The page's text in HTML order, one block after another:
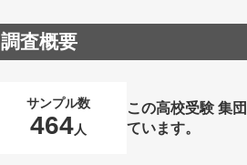
調査概要
サンプル数
464人
この高校受験 集
ています。